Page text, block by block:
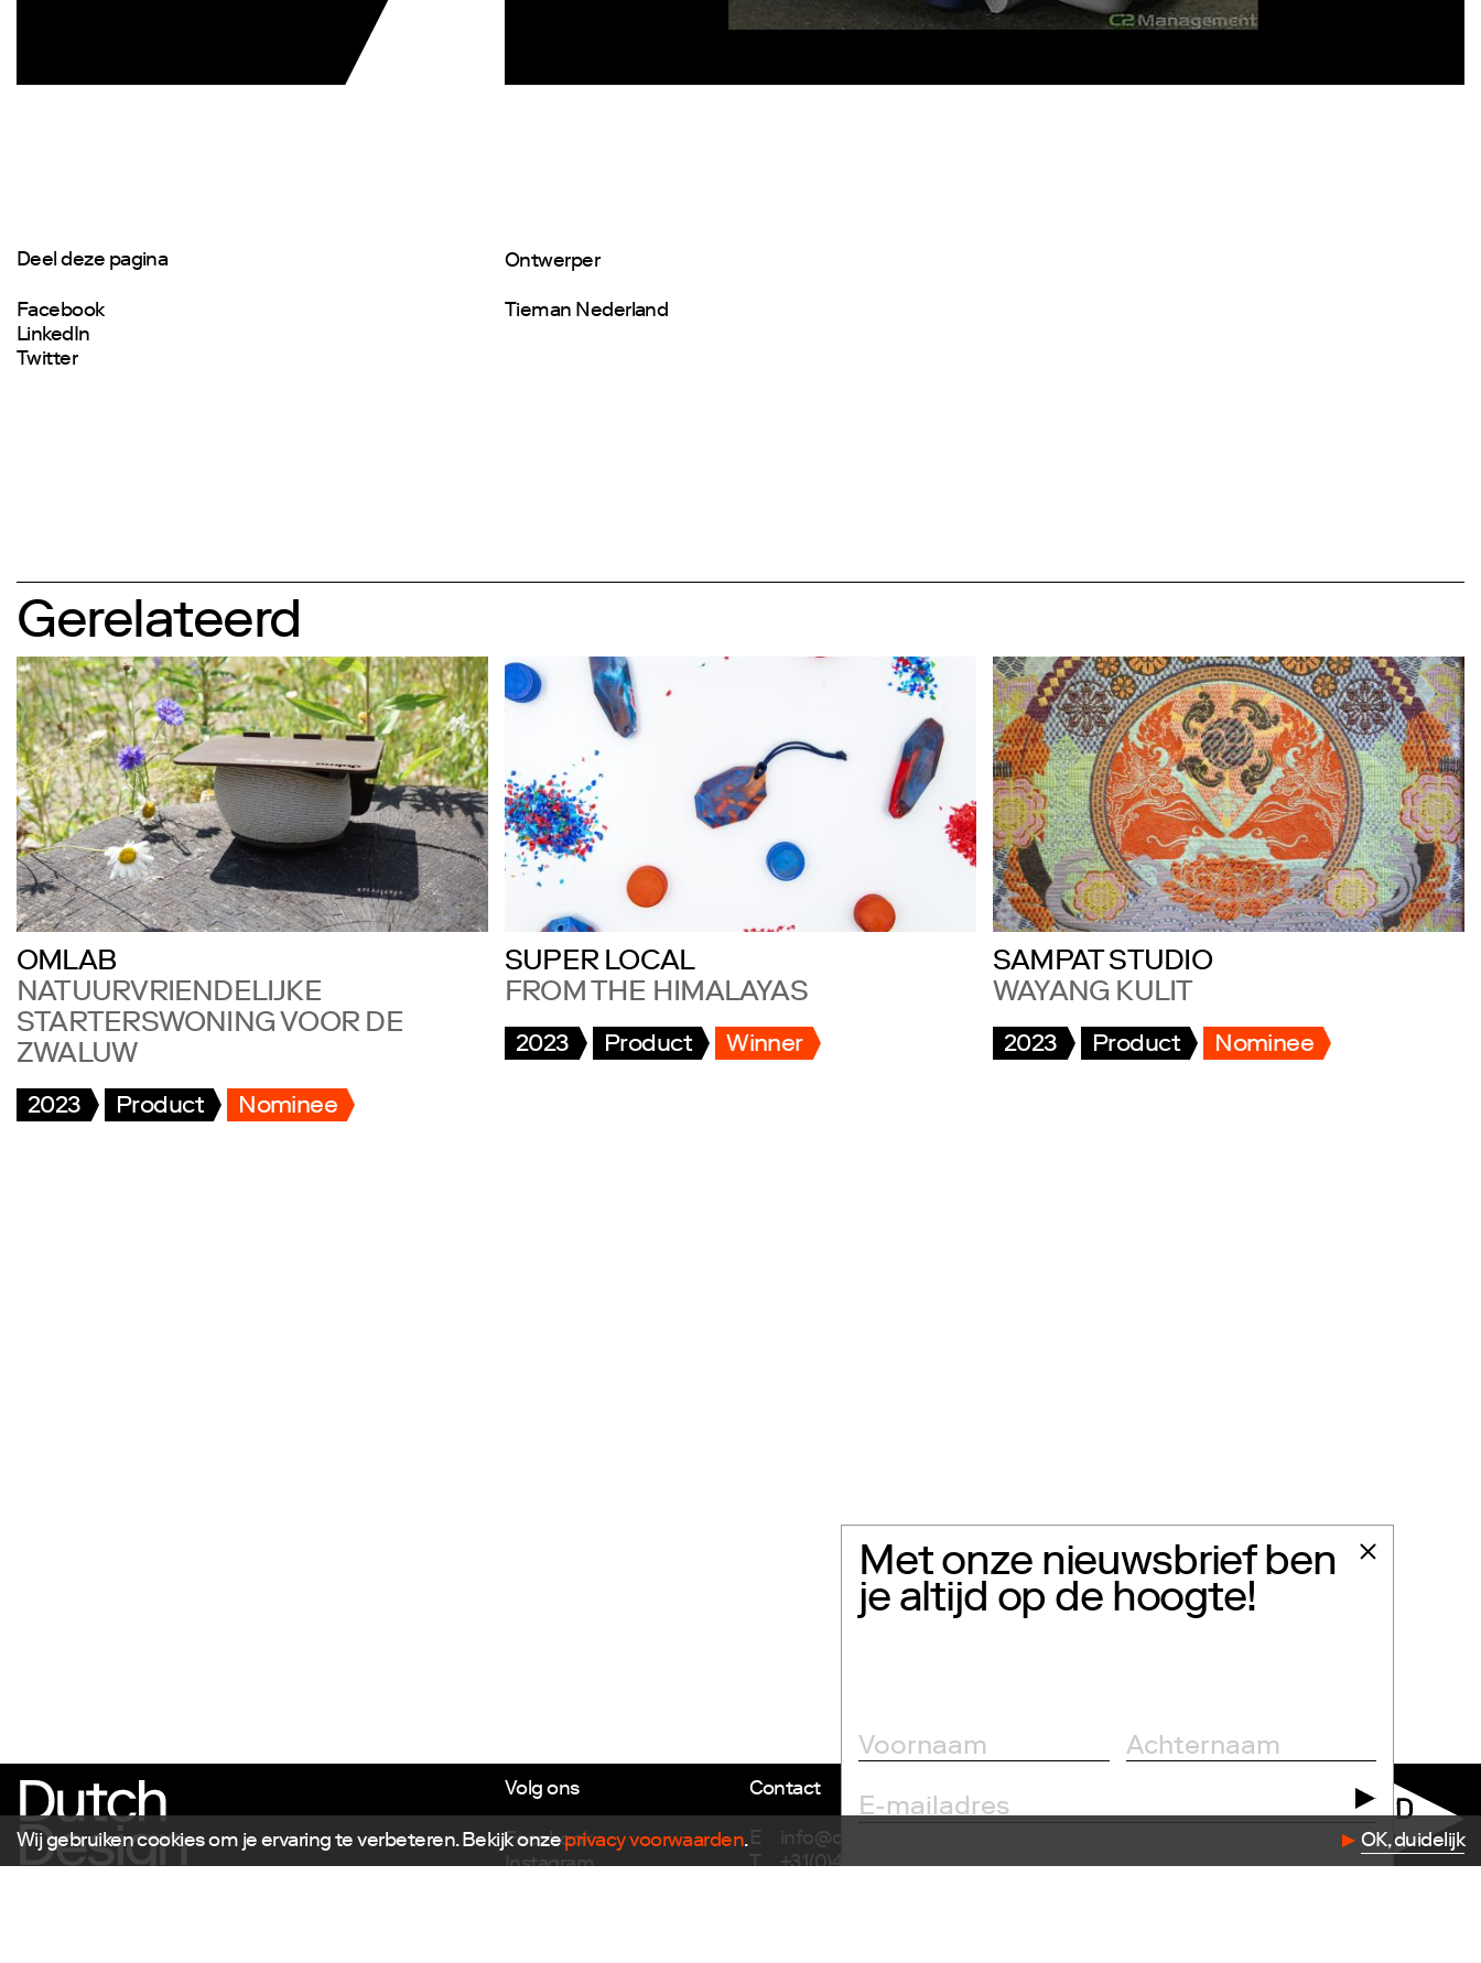
Deel deze pagina
Facebook
LinkedIn
Twitter
Ontwerper
Tieman Nederland
Gerelateerd
OMLAB
NATUURVRIENDELIJKE
STARTERSWONING VOOR DE
ZWALUW
2023 Product Nominee
SUPER LOCAL
FROM THE HIMALAYAS
2023 Product Winner
SAMPAT STUDIO
WAYANG KULIT
2023 Product Nominee
Wij gebruiken cookies om je ervaring te verbeteren. Bekijk onzeprivacy voorwaarden. OK, duidelijk
Volg ons
Facebook
Instagram
Contact
E
info@dutchdesignfoundation.com
T
+31(0)40 296 1150
Met onze nieuwsbrief ben
je altijd op de hoogte!